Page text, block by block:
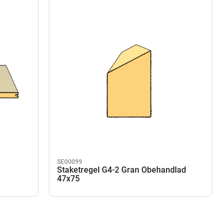
SE00099
Staketregel G4-2 Gran Obehandlad
47x75